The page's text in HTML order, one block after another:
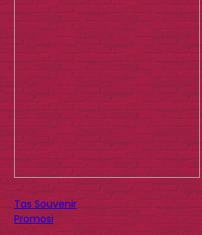
Tas Souvenir
Promosi